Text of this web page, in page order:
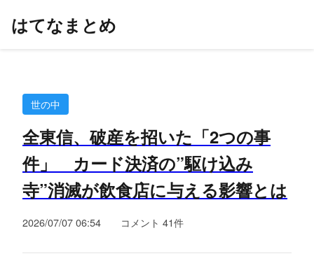
はてなまとめ
世の中
全東信、破産を招いた「2つの事
件」 カード決済の”駆け込み
寺”消滅が飲食店に与える影響とは
2026/07/07 06:54 コメント 41件